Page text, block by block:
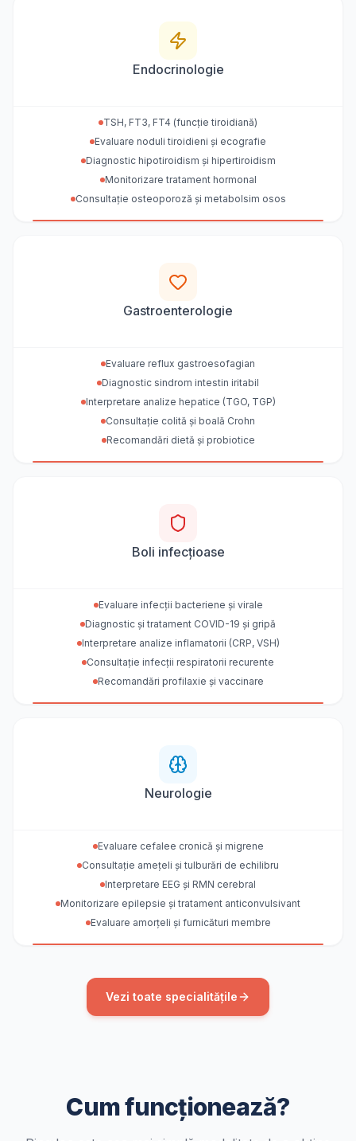
Endocrinologie
TSH, FT3, FT4 (funcție tiroidiană)
Evaluare noduli tiroidieni și ecografie
Diagnostic hipotiroidism și hipertiroidism
Monitorizare tratament hormonal
Consultație osteoporoză și metabolsim osos
Gastroenterologie
Evaluare reflux gastroesofagian
Diagnostic sindrom intestin iritabil
Interpretare analize hepatice (TGO, TGP)
Consultație colită și boală Crohn
Recomandări dietă și probiotice
Boli infecțioase
Evaluare infecții bacteriene și virale
Diagnostic și tratament COVID-19 și gripă
Interpretare analize inflamatorii (CRP, VSH)
Consultație infecții respiratorii recurente
Recomandări profilaxie și vaccinare
Neurologie
Evaluare cefalee cronică și migrene
Consultație amețeli și tulburări de echilibru
Interpretare EEG și RMN cerebral
Monitorizare epilepsie și tratament anticonvulsivant
Evaluare amorțeli și furnicături membre
Vezi toate specialitățile
Cum funcționează?